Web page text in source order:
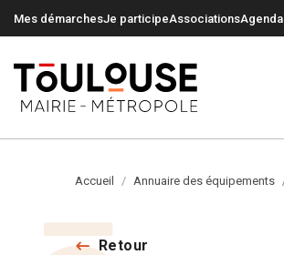
Mes démarchesJe participeAssociationsAgenda
Accueil Annuaire des équipements
Retour